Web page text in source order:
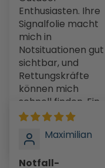
Enthusiasten. Ihre
Signalfolie macht
mich in
Notsituationen gut
sichtbar, und
Rettungskräfte
können mich
schnell finden. Ein
beruhigendes...
Mehr lesen
Maximilian
Notfall-